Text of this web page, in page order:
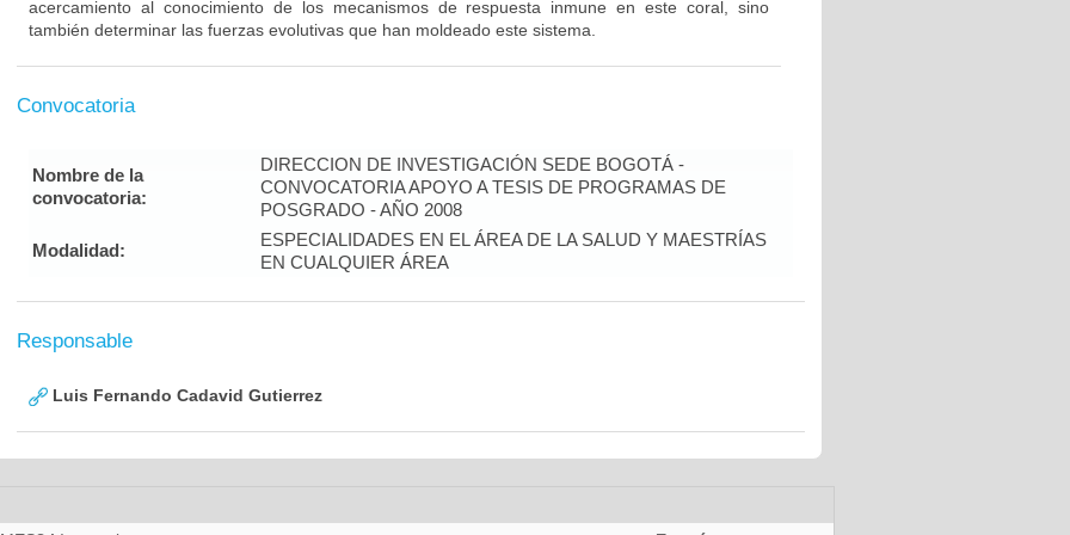
acercamiento al conocimiento de los mecanismos de respuesta inmune en este coral, sino
también determinar las fuerzas evolutivas que han moldeado este sistema.
Convocatoria
Nombre de la
convocatoria:
DIRECCION DE INVESTIGACIÓN SEDE BOGOTÁ -
CONVOCATORIA APOYO A TESIS DE PROGRAMAS DE
POSGRADO - AÑO 2008
Modalidad:
ESPECIALIDADES EN EL ÁREA DE LA SALUD Y MAESTRÍAS
EN CUALQUIER ÁREA
Responsable
Luis Fernando Cadavid Gutierrez